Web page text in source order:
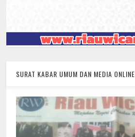
SURAT KABAR UMUM DAN MEDIA ONLINE